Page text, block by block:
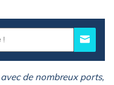
de nombreux ports,